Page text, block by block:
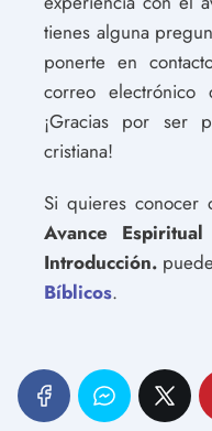
tienes alguna
ponerte en
correo
¡Gracias por ser
cristiana!
Si quieres conocer
Avance
Introducción.
Bíblicos.